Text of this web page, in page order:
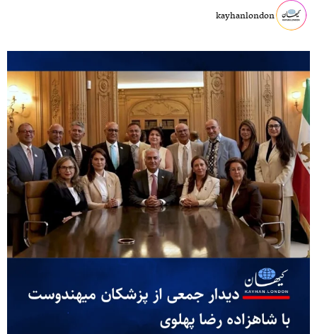
kayhanlondon